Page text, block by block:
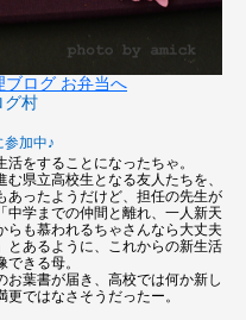
グ村
加中♪
をすることになったちゃ。
県立高校生となる友人たちを、
あったようだけど、担任の先生が
中学までの仲間と離れ、一人新天
らも慕われるちゃさんなら大丈夫
とあるように、これからの新生活
きる母。
葉書が届き、高校では何か新し
ではなさそうだったー。